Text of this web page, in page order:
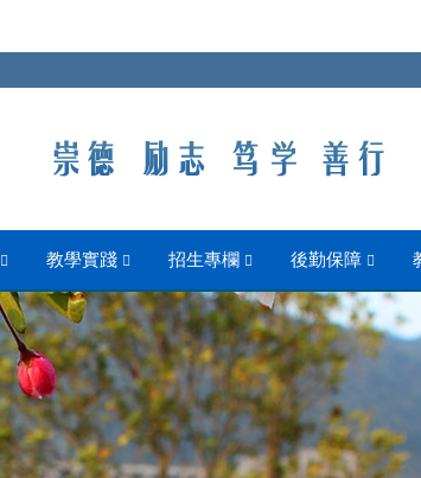
教學實踐 招生專欄 後勤保障